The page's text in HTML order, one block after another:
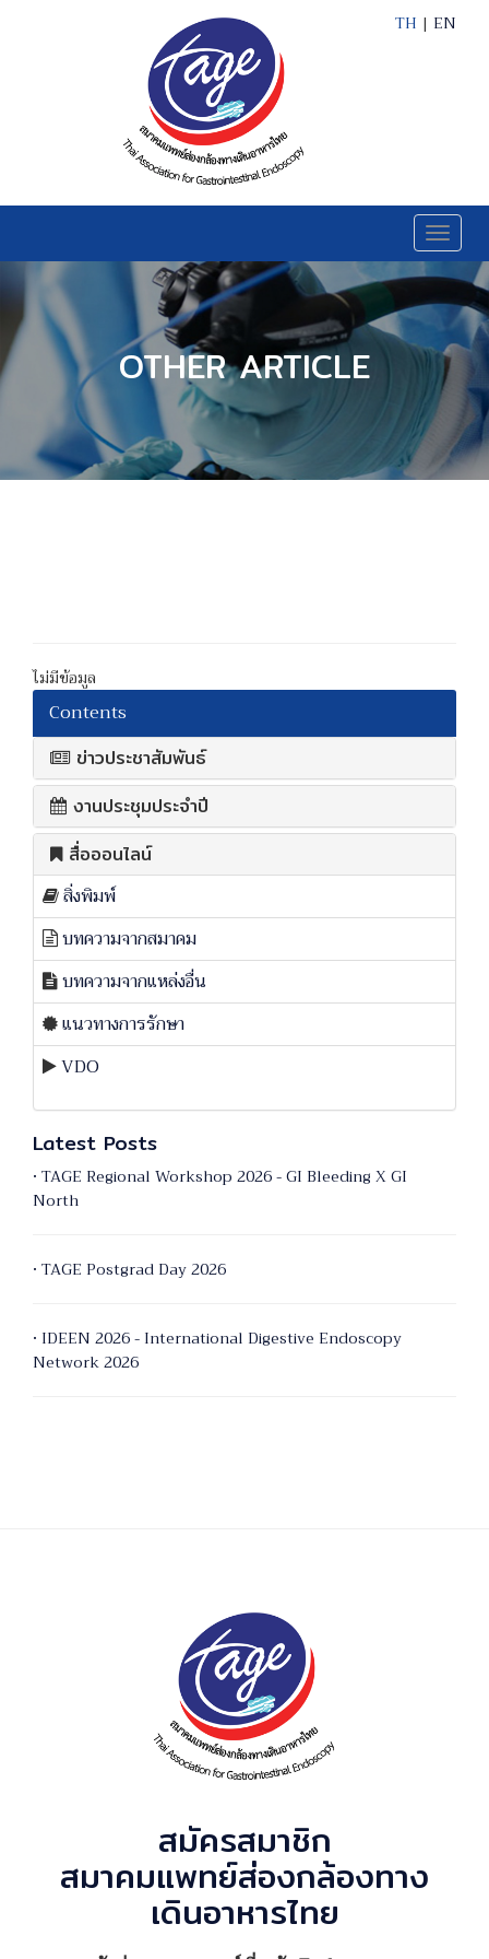
TH | EN
Toggle
OTHER ARTICLE
ไม่มีข้อมูล
Contents
ข่าวประชาสัมพันธ์
งานประชุมประจำปี
สื่อออนไลน์
สิ่งพิมพ์
บทความจากสมาคม
บทความจากแหล่งอื่น
แนวทางการรักษา
VDO
Latest Posts
• TAGE Regional Workshop 2026 - GI Bleeding X GI
North
• TAGE Postgrad Day 2026
• IDEEN 2026 - International Digestive Endoscopy
Network 2026
สมัครสมาชิก
สมาคมแพทย์ส่องกล้องทาง
เดินอาหารไทย